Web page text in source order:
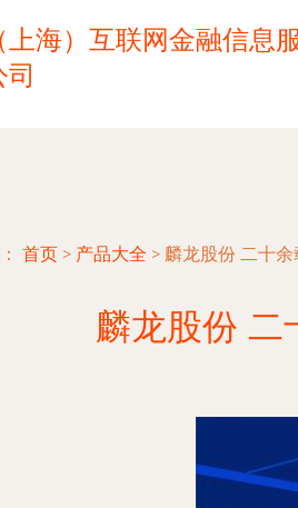
上海）互联网金融信息
首页 > 产品大全 > 麟龙股份 二十
麟龙股份 二